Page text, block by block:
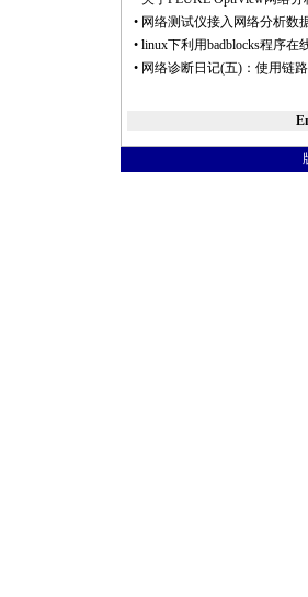
• 网络测试仪接入网络分析数
• linux下利用badblocks程序在
• 网络诊断日记(五)：使用链